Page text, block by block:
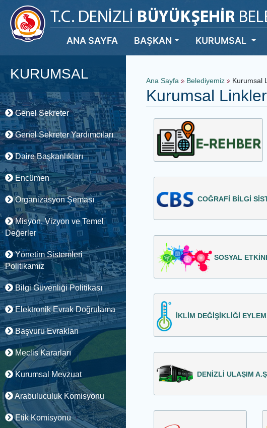
ANA SAYFA BAŞKAN KURUMSAL
KURUMSAL
Genel Sekreter
Genel Sekreter Yardımcıları
Daire Başkanlıkları
Encümen
Organizasyon Şeması
Misyon, Vizyon ve Temel
Değerler
Yönetim Sistemleri
Politikamız
Bilgi Güvenliği Politikası
Elektronik Evrak Doğrulama
Başvuru Evrakları
Meclis Kararları
Kurumsal Mevzuat
Arabuluculuk Komisyonu
Etik Komisyonu
Ana Sayfa Belediyemiz Kurumsal
Kurumsal
COĞRAFİ BİLGİ
SOSYAL
İKLİM DEĞİŞİKLİĞİ
DENİZLİ ULAŞIM